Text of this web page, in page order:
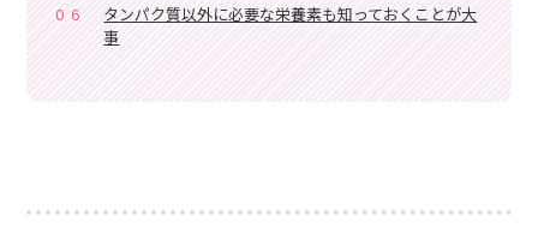
06
タンパク質以外に必要な栄養素も知っておくことが大
事